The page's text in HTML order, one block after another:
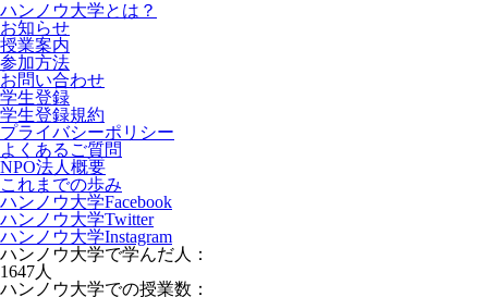
ハンノウ大学とは？
お知らせ
授業案内
参加方法
お問い合わせ
学生登録
学生登録規約
プライバシーポリシー
よくあるご質問
NPO法人概要
これまでの歩み
ハンノウ大学Facebook
ハンノウ大学Twitter
ハンノウ大学Instagram
ハンノウ大学で学んだ人：
1647人
ハンノウ大学での授業数：